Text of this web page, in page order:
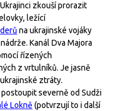
zkouší prorazit
ležící
na ukrajinské vojáky
Kanál Dva Majora
řízených
z vrtulníků. Je jasně
ztráty.
severně od Sudži
Lokně (potvrzují to i další